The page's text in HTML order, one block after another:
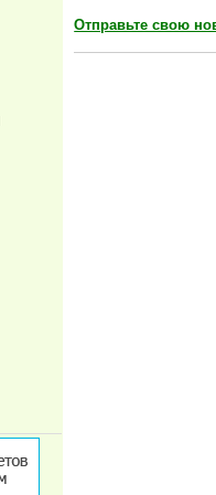
Отправьте свою